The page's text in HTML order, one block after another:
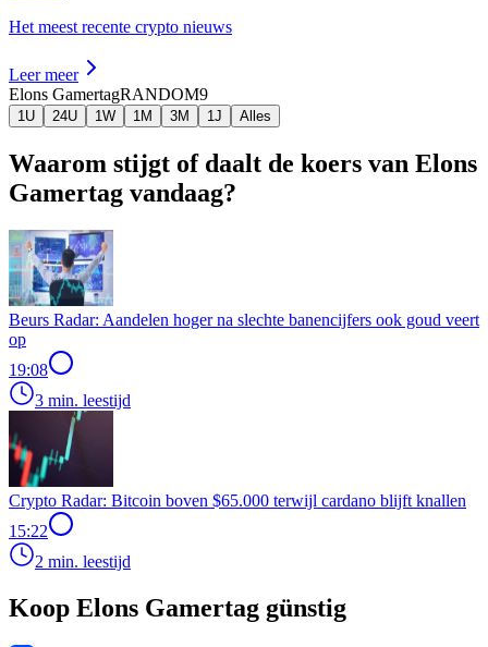
Het meest recente crypto nieuws
Leer meer
Elons GamertagRANDOM9
1U 24U 1W 1M 3M 1J Alles
Waarom stijgt of daalt de koers van Elons
Gamertag vandaag?
Beurs Radar: Aandelen hoger na slechte banencijfers ook goud veert
op
19:08
3 min. leestijd
Crypto Radar: Bitcoin boven $65.000 terwijl cardano blijft knallen
15:22
2 min. leestijd
Koop Elons Gamertag günstig